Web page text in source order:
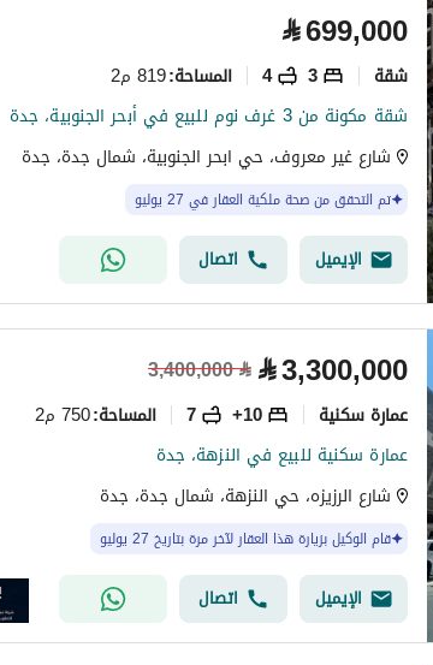
⃁699,000
شقة 3
4 المساحة:819 م2
شقة مكونة من 3 غرف نوم للبيع في أبحر الجنوبية، جدة
شارع غير معروف، حي ابحر الجنوبية، شمال جدة، جدة
تم التحقق من صحة ملكية العقار في 27 يوليو
الإيميل اتصال
⃁3,300,000
⃁
3,400,000
عمارة سكنية 10+
7 المساحة:750 م2
عمارة سكنية للبيع في النزهة، جدة
شارع الرزيزه، حي النزهة، شمال جدة، جدة
قام الوكيل بزيارة هذا العقار لآخر مرة بتاريخ 27 يوليو
الإيميل اتصال